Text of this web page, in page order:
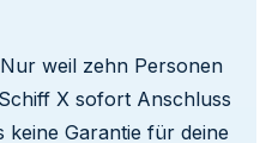
Nur weil zehn Personen
X sofort Anschluss
keine Garantie für deine